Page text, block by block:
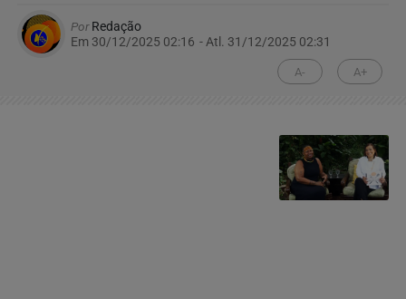
PorRedação
Em 30/12/2025 02:16 - Atl. 31/12/2025 02:31
A- A+